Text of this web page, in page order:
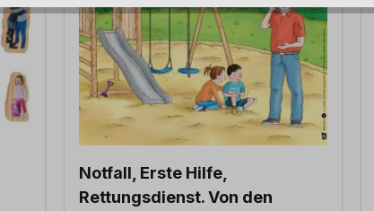
Notfall, Erste Hilfe,
Rettungsdienst. Von den